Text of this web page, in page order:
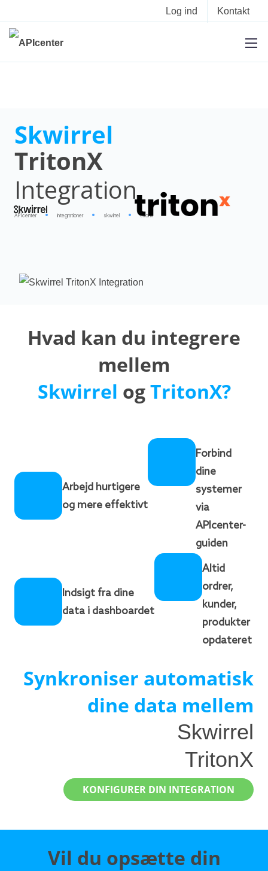
Log ind Kontakt
Skwirrel
TritonX
Integration
APIcenter integrationer skwirrel tritonx
Hvad kan du integrere
mellem
Skwirrel ogTritonX?
Arbejd hurtigere
og mere effektivt
Forbind
dine
systemer
via
APIcenter-
guiden
Indsigt fra dine
data i dashboardet
Altid
ordrer,
kunder,
produkter
opdateret
Synkroniser automatisk
dine data mellem
Skwirrel
TritonX
KONFIGURER DIN INTEGRATION
Vil du opsætte din